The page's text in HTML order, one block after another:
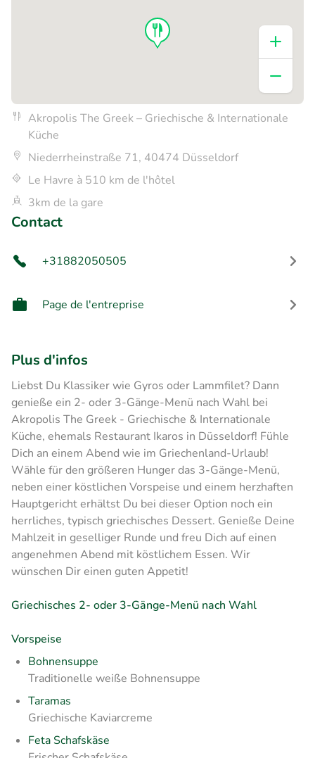
Akropolis The Greek – Griechische & Internationale
Küche
Niederrheinstraße 71, 40474 Düsseldorf
Le Havre à 510 km de l'hôtel
3km de la gare
Contact
+31882050505
Page de l'entreprise
Plus d'infos
Liebst Du Klassiker wie Gyros oder Lammfilet? Dann
genieße ein 2- oder 3-Gänge-Menü nach Wahl bei
Akropolis The Greek - Griechische & Internationale
Küche, ehemals Restaurant Ikaros in Düsseldorf! Fühle
Dich an einem Abend wie im Griechenland-Urlaub!
Wähle für den größeren Hunger das 3-Gänge-Menü,
neben einer köstlichen Vorspeise und einem herzhaften
Hauptgericht erhältst Du bei dieser Option noch ein
herrliches, typisch griechisches Dessert. Genieße Deine
Mahlzeit in geselliger Runde und freu Dich auf einen
angenehmen Abend mit köstlichem Essen. Wir
wünschen Dir einen guten Appetit!
Griechisches 2- oder 3-Gänge-Menü nach Wahl
Vorspeise
Bohnensuppe
Traditionelle weiße Bohnensuppe
Taramas
Griechische Kaviarcreme
Feta Schafskäse